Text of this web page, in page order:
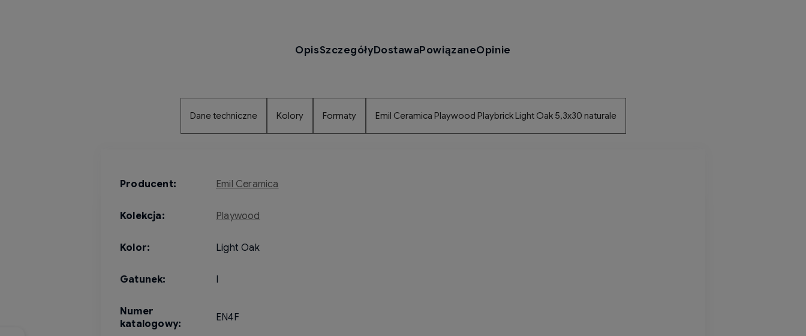
OpisSzczegółyDostawaPowiązaneOpinie
Dane techniczne Kolory Formaty Emil Ceramica Playwood Playbrick Light Oak 5,3x30 naturale
Producent: Emil Ceramica
Kolekcja: Playwood
Kolor: Light Oak
Gatunek: I
Numer
katalogowy:
EN4F